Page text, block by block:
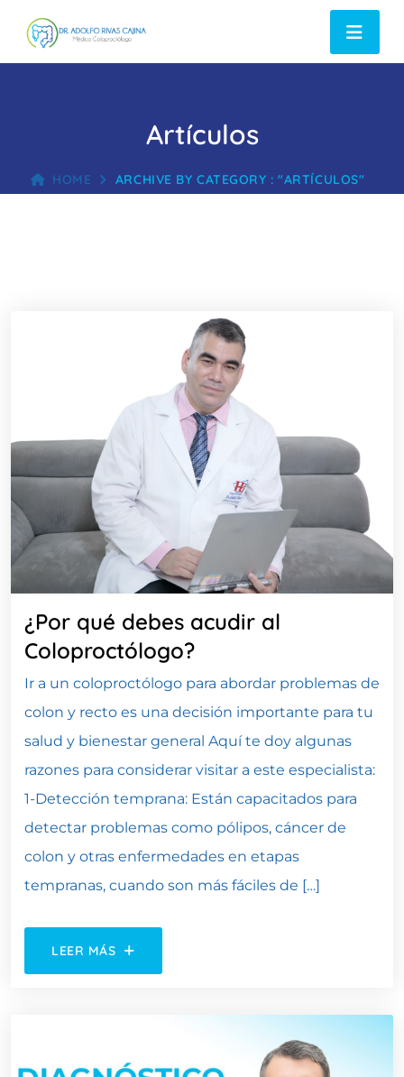
Artículos
HOME ARCHIVE BY CATEGORY : "ARTÍCULOS"
¿Por qué debes acudir al
Coloproctólogo?
Ir a un coloproctólogo para abordar problemas de
colon y recto es una decisión importante para tu
salud y bienestar general Aquí te doy algunas
razones para considerar visitar a este especialista:
1-Detección temprana: Están capacitados para
detectar problemas como pólipos, cáncer de
colon y otras enfermedades en etapas
tempranas, cuando son más fáciles de […]
LEER MÁS